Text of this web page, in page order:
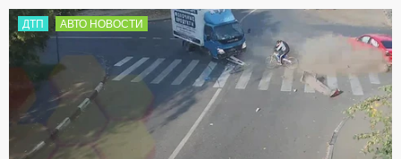
ДТП АВТО НОВОСТИ